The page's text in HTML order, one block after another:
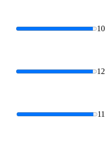
10
12
11